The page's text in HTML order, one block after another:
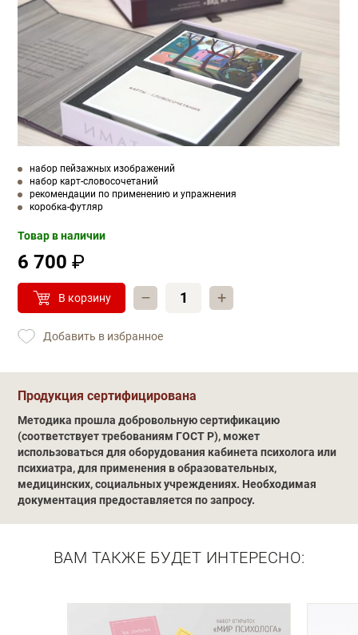
набор пейзажных изображений
набор карт-словосочетаний
рекомендации по применению и упражнения
коробка-футляр
Товар в наличии
6 700 ₽
В корзину – +
Добавить в избранное
Обучение
Продукция сертифицирована
Методика прошла добровольную сертификацию
(соответствует требованиям ГОСТ Р), может
использоваться для оборудования кабинета психолога или
психиатра, для применения в образовательных,
медицинских, социальных учреждениях. Необходимая
документация предоставляется по запросу.
ВАМ ТАКЖЕ БУДЕТ ИНТЕРЕСНО: